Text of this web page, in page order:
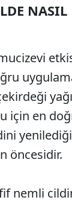
NASIL
yağı
için en
öncesidir.
nemli